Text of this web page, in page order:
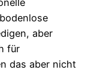
aber
für
das aber nicht